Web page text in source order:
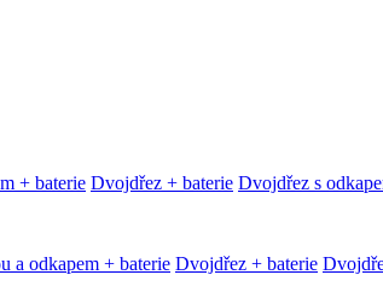
+ baterie Dvojdřez + baterie Dvojdřez s
a odkapem + baterie Dvojdřez + baterie